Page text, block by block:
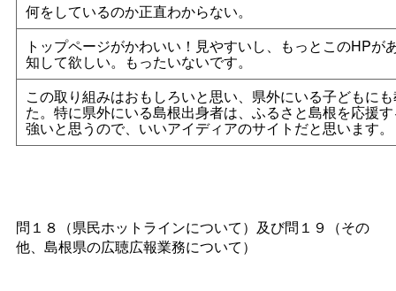
何をしているのか正直わからない。
トップページがかわいい！見やすいし、もっとこのHPが
知して欲しい。もったいないです。
この取り組みはおもしろいと思い、県外にいる子どもに
た。特に県外にいる島根出身者は、ふるさと島根を応援
強いと思うので、いいアイディアのサイトだと思います。
問１８（県民ホットラインについて）及び問１９（その
他、島根県の広聴広報業務について）